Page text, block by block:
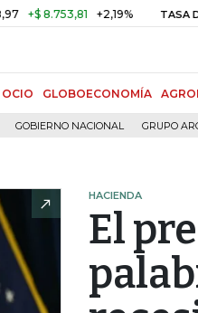
+2,19% TASA DE
OCIO GLOBOECONOMÍA
GOBIERNO NACIONAL GRUPO
HACIENDA
El